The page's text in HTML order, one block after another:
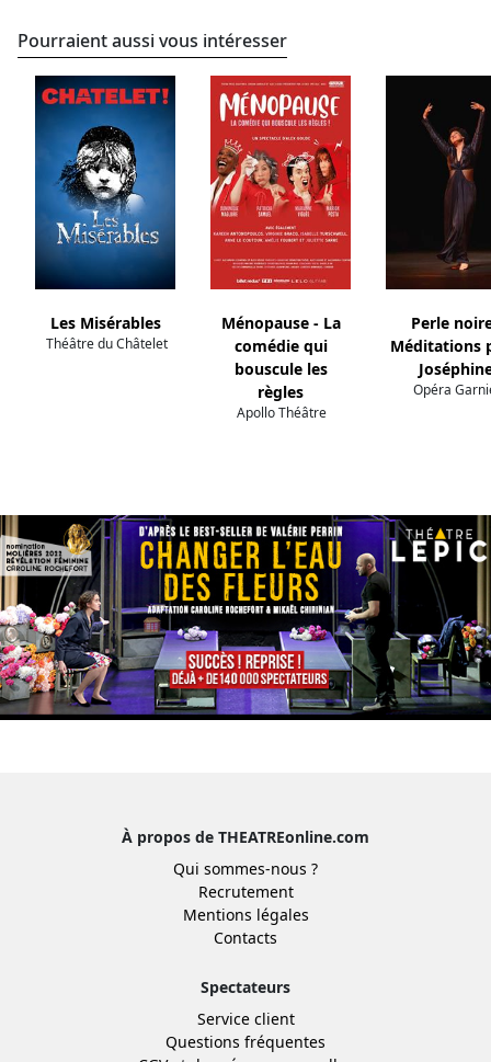
Pourraient aussi vous intéresser
Les Misérables
Théâtre du Châtelet
Ménopause - La
comédie qui
bouscule les
règles
Apollo Théâtre
Perle
Méditations
Opéra
À propos de THEATREonline.com
Qui sommes-nous ?
Recrutement
Mentions légales
Contacts
Spectateurs
Service client
Questions fréquentes